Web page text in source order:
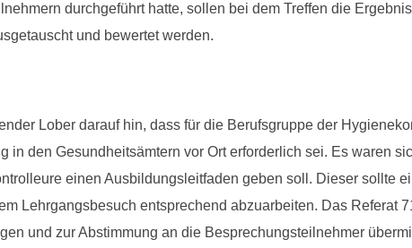
durchgeführt hatte, sollen bei dem Treffen die
und bewertet werden.
Lober darauf hin, dass für die Berufsgruppe der
in den Gesundheitsämtern vor Ort erforderlich sei. Es waren
einen Ausbildungsleitfaden geben soll. Dieser sollte
Lehrgangsbesuch entsprechend abzuarbeiten. Das Referat
und zur Abstimmung an die Besprechungsteilnehmer